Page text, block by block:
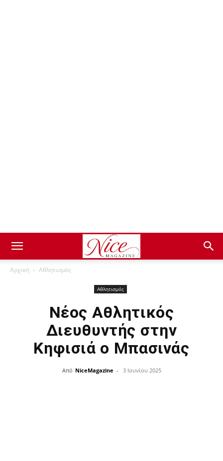
Αρχική Αθλητισμός
Αθλητισμός
Νέος Αθλητικός
Διευθυντής στην
Κηφισιά ο Μπασινάς
Από NiceMagazine - 3 Ιουνίου 2025